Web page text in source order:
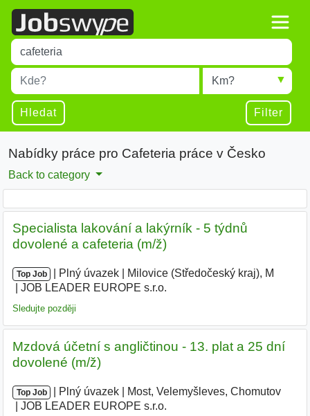
Title
Type 1 or more characters for results.
Místo
Type 1 or more characters for results.
Radius
Hledat Filter
Nabídky práce pro Cafeteria práce v Česko
Back to category
Specialista lakování a lakýrník - 5 týdnů
dovolené a cafeteria (m/ž)
Top Job Plný úvazek Milovice (Středočeský kraj), M
JOB LEADER EUROPE s.r.o.
Sledujte později
Mzdová účetní s angličtinou - 13. plat a 25 dní
dovolené (m/ž)
Top Job Plný úvazek Most, Velemyšleves, Chomutov
JOB LEADER EUROPE s.r.o.